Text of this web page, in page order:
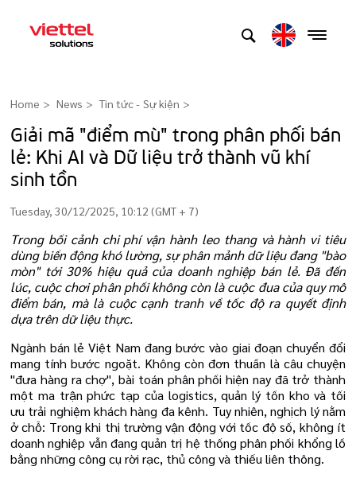
Home News Tin tức - Sự kiện >
Giải mã "điểm mù" trong phân phối bán
lẻ: Khi AI và Dữ liệu trở thành vũ khí
sinh tồn
Tuesday, 30/12/2025, 10:12 (GMT + 7)
Trong bối cảnh chi phí vận hành leo thang và hành vi tiêu
dùng biến động khó lường, sự phân mảnh dữ liệu đang "bào
mòn" tới 30% hiệu quả của doanh nghiệp bán lẻ. Đã đến
lúc, cuộc chơi phân phối không còn là cuộc đua của quy mô
điểm bán, mà là cuộc cạnh tranh về tốc độ ra quyết định
dựa trên dữ liệu thực.
Ngành bán lẻ Việt Nam đang bước vào giai đoạn chuyển đổi
mang tính bước ngoặt. Không còn đơn thuần là câu chuyện
"đưa hàng ra chợ", bài toán phân phối hiện nay đã trở thành
một ma trận phức tạp của logistics, quản lý tồn kho và tối
ưu trải nghiệm khách hàng đa kênh. Tuy nhiên, nghịch lý nằm
ở chỗ: Trong khi thị trường vận động với tốc độ số, không ít
doanh nghiệp vẫn đang quản trị hệ thống phân phối khổng lồ
bằng những công cụ rời rạc, thủ công và thiếu liên thông.